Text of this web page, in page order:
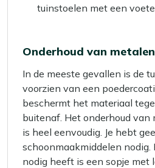
tuinstoelen met een
Onderhoud van
In de meeste gevallen is de
voorzien van een
beschermt het materiaal
buitenaf. Het onderhoud
is heel eenvoudig. Je hebt
schoonmaakmiddelen nodig.
nodig heeft is een sopje met